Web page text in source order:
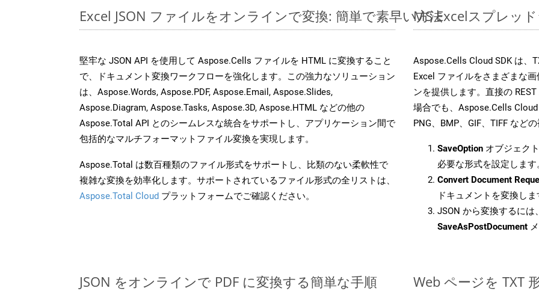
Excel JSON ファイルをオンラインで変換: 簡単で素早い方法
堅牢な JSON API を使用して Aspose.Cells ファイルを HTML に変換すること
で、ドキュメント変換ワークフローを強化します。この強力なソリューション
は、Aspose.Words, Aspose.PDF, Aspose.Email, Aspose.Slides,
Aspose.Diagram, Aspose.Tasks, Aspose.3D, Aspose.HTML などの他の
Aspose.Total API とのシームレスな統合をサポートし、アプリケーション間で
包括的なマルチフォーマットファイル変換を実現します。
Aspose.Total は数百種類のファイル形式をサポートし、比類のない柔軟性で
複雑な変換を効率化します。サポートされているファイル形式の全リストは、
Aspose.Total Cloud プラットフォームでご確認ください。
MS Excelスプレッ
Aspose.Cells Cloud SDK は、
Excel ファイルをさまざまな
ンを提供します。直接の
場合でも、Aspose.Cells Cloud
PNG、BMP、GIF、TIFF など
SaveOption オブジェク
必要な形式を設定します
Convert Document
ドキュメントを変換しま
JSON から変換するに
SaveAsPostDocument
JSON をオンラインで PDF に変換する簡単な手順 Web ページを TXT